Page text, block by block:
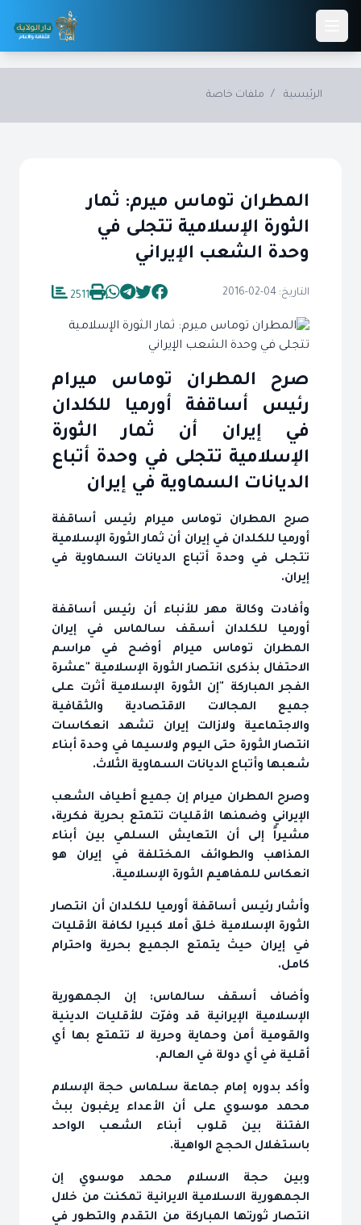
Skip to main content
الرئيسية / ملفات خاصة
المطران توماس ميرم: ثمار
الثورة الإسلامية تتجلى في
وحدة الشعب الإيراني
التاريخ: 04-02-2016 2511
صرح المطران توماس ميرام
رئيس أساقفة أورميا للكلدان
في إيران أن ثمار الثورة
الإسلامية تتجلى في وحدة أتباع
الديانات السماوية في إيران
صرح المطران توماس ميرام رئيس أساقفة
أورميا للكلدان في إيران أن ثمار الثورة الإسلامية
تتجلى في وحدة أتباع الديانات السماوية في
إيران.
وأفادت وكالة مهر للأنباء أن رئيس أساقفة
أورميا للكلدان أسقف سالماس في إيران
المطران توماس ميرام أوضح في مراسم
الاحتفال بذكرى انتصار الثورة الإسلامية "عشرة
الفجر المباركة "إن الثورة الإسلامية أثرت على
جميع المجالات الاقتصادية والثقافية
والاجتماعية ولازالت إيران تشهد انعكاسات
انتصار الثورة حتى اليوم ولاسيما في وحدة أبناء
شعبها وأتباع الديانات السماوية الثلاث.
وصرح المطران ميرام إن جميع أطياف الشعب
الإيراني وضمنها الأقليات تتمتع بحرية فكرية،
مشيراً إلى أن التعايش السلمي بين أبناء
المذاهب والطوائف المختلفة في إيران هو
انعكاس للمفاهيم الثورة الإسلامية.
وأشار رئيس أساقفة أورميا للكلدان أن انتصار
الثورة الإسلامية خلق أملا كبيرا لكافة الأقليات
في إيران حيث يتمتع الجميع بحرية واحترام
كامل.
وأضاف أسقف سالماس: إن الجمهورية
الإسلامية الإيرانية قد وفرّت للأقليات الدينية
والقومية أمن وحماية وحرية لا تتمتع بها أي
أقلية في أي دولة في العالم.
وأكد بدوره إمام جماعة سلماس حجة الإسلام
محمد موسوي على أن الأعداء يرغبون ببث
الفتنة بين قلوب أبناء الشعب الواحد
باستغلال الحجج الواهية.
وبين حجة الاسلام محمد موسوي إن
الجمهورية الاسلامية الايرانية تمكنت من خلال
انتصار ثورتها المباركة من التقدم والتطور في